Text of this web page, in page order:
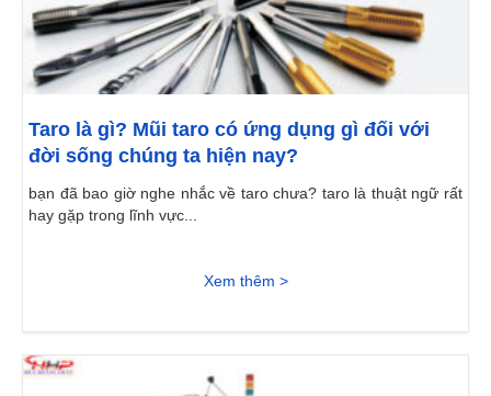
Taro là gì? Mũi taro có ứng dụng gì đối với
đời sống chúng ta hiện nay?
bạn đã bao giờ nghe nhắc về taro chưa? taro là thuật ngữ rất
hay gặp trong lĩnh vực...
Xem thêm >